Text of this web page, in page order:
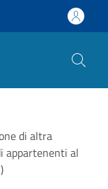
di altra
appartenenti al